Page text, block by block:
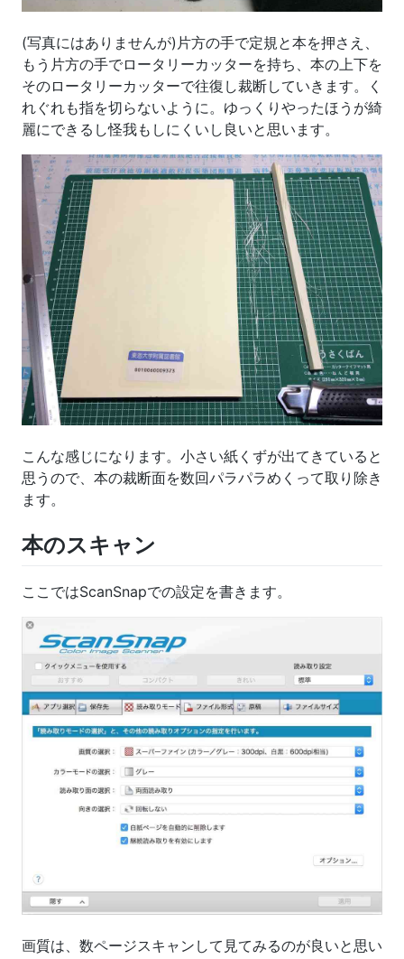
(写真にはありませんが)片方の手で定規と本を押さえ、
もう片方の手でロータリーカッターを持ち、本の上下を
そのロータリーカッターで往復し裁断していきます。く
れぐれも指を切らないように。ゆっくりやったほうが綺
麗にできるし怪我もしにくいし良いと思います。
こんな感じになります。小さい紙くずが出てきていると
思うので、本の裁断面を数回パラパラめくって取り除き
ます。
本のスキャン
ここではScanSnapでの設定を書きます。
画質は、数ページスキャンして見てみるのが良いと思い